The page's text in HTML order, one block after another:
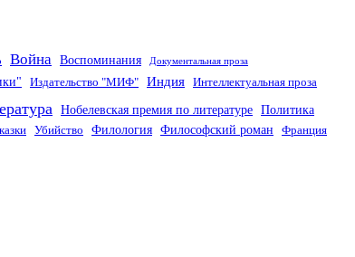
Война Воспоминания Документальная проза
Издательство "МИФ" Индия Интеллектуальная проза
Нобелевская премия по литературе Политика
Убийство Филология Философский роман Франция